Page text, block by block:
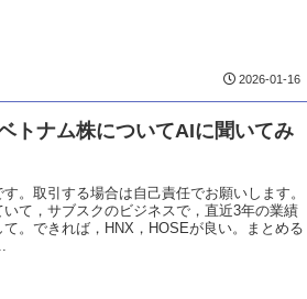
2026-01-16
トナム株についてAIに聞いてみ
。取引する場合は自己責任でお願いします。
て，サブスクのビジネスで，直近3年の業績
。できれば，HNX，HOSEが良い。まとめる